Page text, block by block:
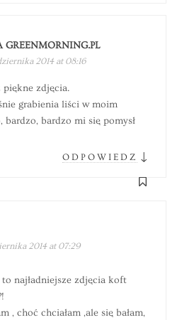
GREENMORNING.PL
2014 at 08:16
piękne zdjęcia.
grabienia liści w moim
bardzo, bardzo mi się pomysł
ODPOWIEDZ ↓
2014 at 07:29
najładniejsze zdjęcia koft
, choć chciałam ,ale się bałam,